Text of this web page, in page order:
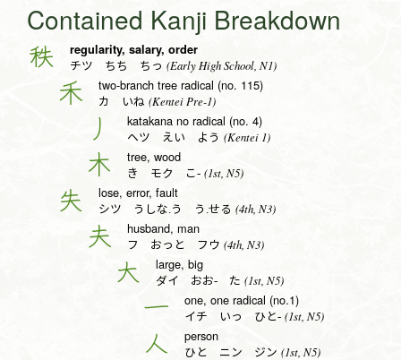
Contained Kanji Breakdown
秩 regularity, salary, order
チツ ちち ちっ (Early High School, N1)
禾 two-branch tree radical (no. 115)
カ いね (Kentei Pre-1)
丿 katakana no radical (no. 4)
ヘツ えい よう (Kentei 1)
木 tree, wood
き モク こ- (1st, N5)
失 lose, error, fault
シツ うしな.う う.せる (4th, N3)
夫 husband, man
フ おっと フウ (4th, N3)
大 large, big
ダイ おお- た (1st, N5)
一 one, one radical (no.1)
イチ いっ ひと- (1st, N5)
人 person
ひと ニン ジン (1st, N5)